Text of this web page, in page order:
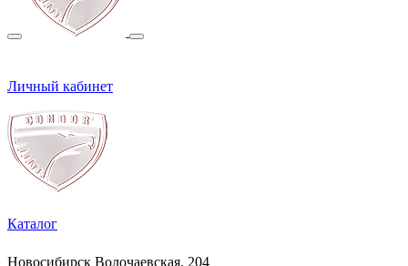
Личный кабинет
Каталог
Новосибирск Волочаевская, 204